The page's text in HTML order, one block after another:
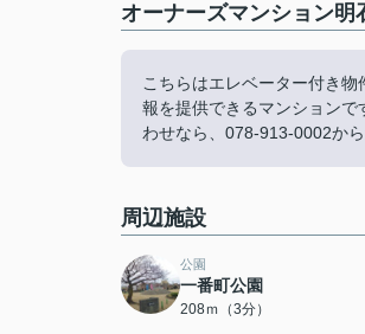
オーナーズマンション
こちらはエレベーター付き
報を提供できるマンション
わせなら、078-913-0002か
周辺施設
公園
一番町公園
208ｍ（3分）